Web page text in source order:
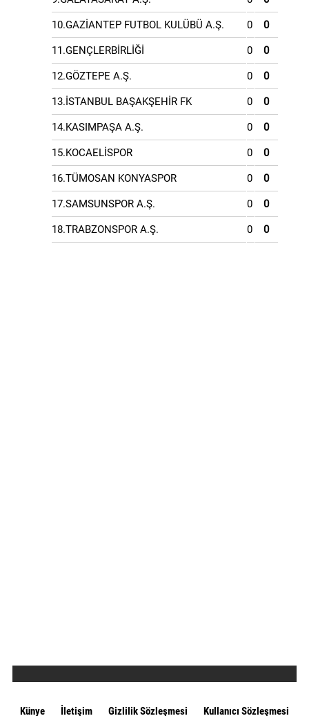
10.GAZİANTEP FUTBOL KULÜBÜ A.Ş. 0 0
11.GENÇLERBİRLİĞİ 0 0
12.GÖZTEPE A.Ş. 0 0
13.İSTANBUL BAŞAKŞEHİR FK 0 0
14.KASIMPAŞA A.Ş. 0 0
15.KOCAELİSPOR 0 0
16.TÜMOSAN KONYASPOR 0 0
17.SAMSUNSPOR A.Ş. 0 0
18.TRABZONSPOR A.Ş. 0 0
Künye İletişim Gizlilik Sözleşmesi Kullanıcı Sözleşmesi